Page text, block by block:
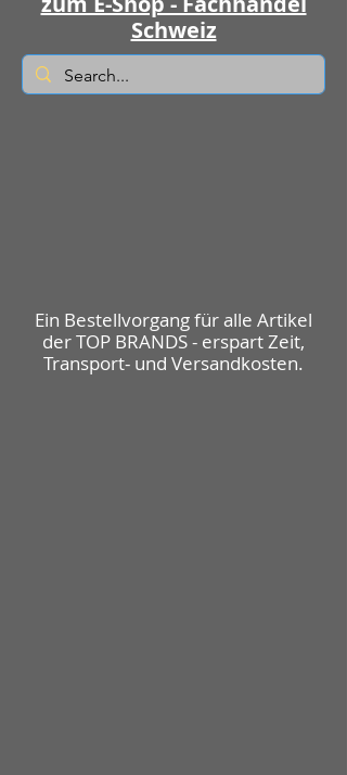
Schweiz
Ein Bestellvorgang für alle Artikel
der TOP BRANDS - erspart Zeit,
Transport- und Versandkosten.